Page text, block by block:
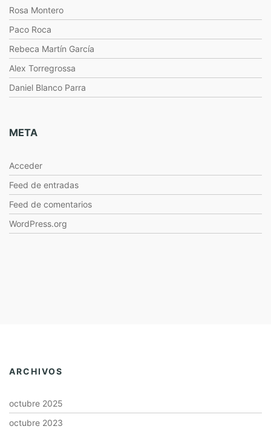
Rosa Montero
Paco Roca
Rebeca Martín García
Alex Torregrossa
Daniel Blanco Parra
META
Acceder
Feed de entradas
Feed de comentarios
WordPress.org
ARCHIVOS
octubre 2025
octubre 2023